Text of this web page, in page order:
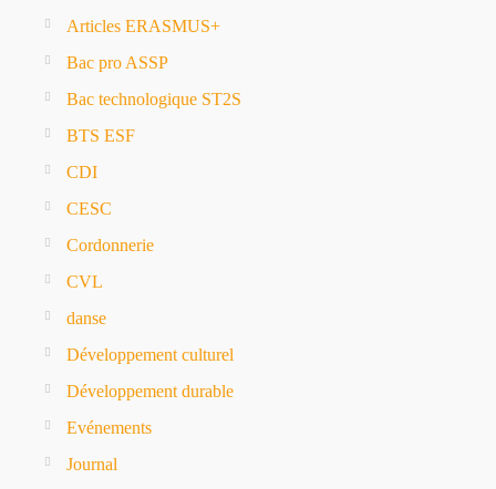
Articles ERASMUS+
Bac pro ASSP
Bac technologique ST2S
BTS ESF
CDI
CESC
Cordonnerie
CVL
danse
Développement culturel
Développement durable
Evénements
Journal